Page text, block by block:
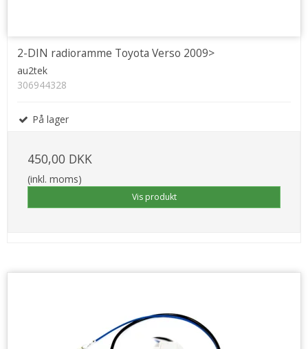
2-DIN radioramme Toyota Verso 2009>
au2tek
306944328
På lager
450,00 DKK
(inkl. moms)
Vis produkt